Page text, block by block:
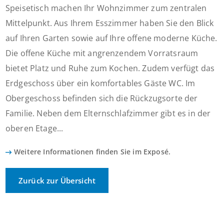
Speisetisch machen Ihr Wohnzimmer zum zentralen
Mittelpunkt. Aus Ihrem Esszimmer haben Sie den Blick
auf Ihren Garten sowie auf Ihre offene moderne Küche.
Die offene Küche mit angrenzendem Vorratsraum
bietet Platz und Ruhe zum Kochen. Zudem verfügt das
Erdgeschoss über ein komfortables Gäste WC. Im
Obergeschoss befinden sich die Rückzugsorte der
Familie. Neben dem Elternschlafzimmer gibt es in der
oberen Etage...
Weitere Informationen finden Sie im Exposé.
Zurück zur Übersicht